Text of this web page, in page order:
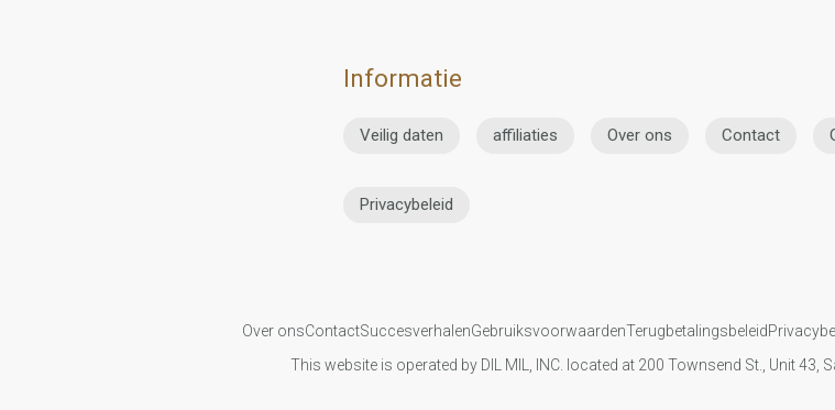
Informatie
Veilig daten affiliaties Over ons Contact
Privacybeleid
Over onsContactSuccesverhalenGebruiksvoorwaardenTerugbetalingsbeleid
This website is operated by DIL MIL, INC. located at 200 Townsend St., Unit 43,